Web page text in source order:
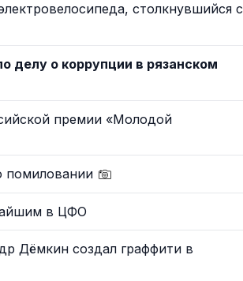
столкнувшийся с
делу о коррупции в рязанском
премии «Молодой
помиловании
в ЦФО
Дёмкин создал граффити в